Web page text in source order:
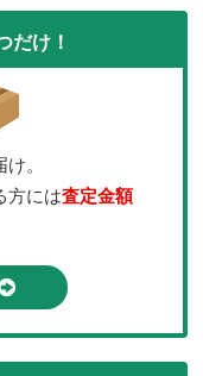
だけ！
。
方には査定金額